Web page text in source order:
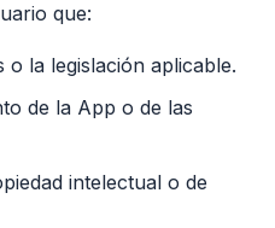
que:
la legislación aplicable.
de la App o de las
intelectual o de